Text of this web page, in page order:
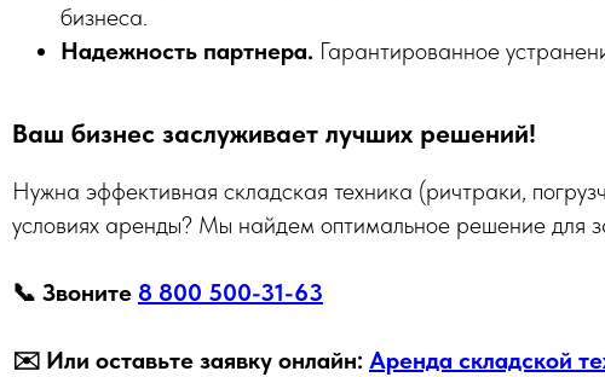
бизнеса.
Надежность партнера. Гарантированное
Ваш бизнес заслуживает лучших решений!
Нужна эффективная складская техника (ричтраки,
условиях аренды? Мы найдем оптимальное решение для
📞 Звоните 8 800 500-31-63
✉️ Или оставьте заявку онлайн: Аренда складской